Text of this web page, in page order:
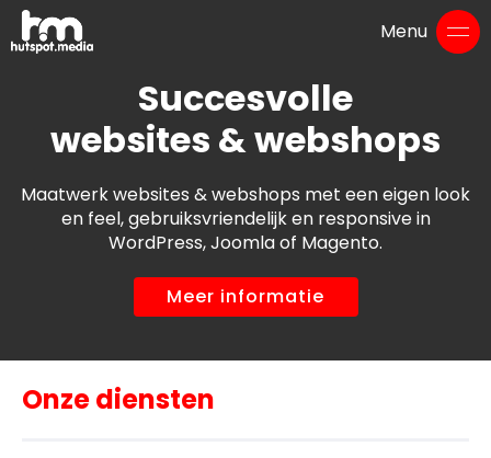
Menu
Succesvolle
websites & webshops
Maatwerk websites & webshops met een eigen look
en feel, gebruiksvriendelijk en responsive in
WordPress, Joomla of Magento.
Meer informatie
Onze diensten